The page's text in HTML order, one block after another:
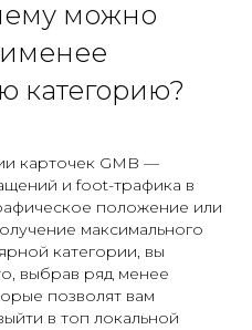
можно
категорию?
карточек GMB —
и foot-трафика в
положение или
максимального
категории, вы
выбрав ряд менее
позволят вам
в топ локальной